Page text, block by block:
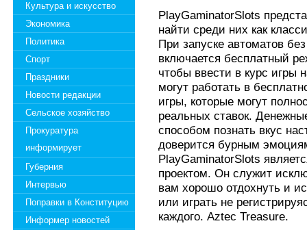
Культура и искусство
Экономика
Политика
Спорт
Праздники
Новости редакции
Сельское хозяйство
Прокуратура
информирует
Губерния
Интервью
Поправки в Конституцию
Информер новостей
PlayGaminatorSlots
найти среди них как
При запуске автоматов
включается бесплатный
чтобы ввести в курс игры
могут работать в
игры, которые могут
реальных ставок.
способом познать вкус
доверится бурным
PlayGaminatorSlots
проектом. Он служит
вам хорошо отдохнуть и
или играть не
каждого. Aztec Treasure.